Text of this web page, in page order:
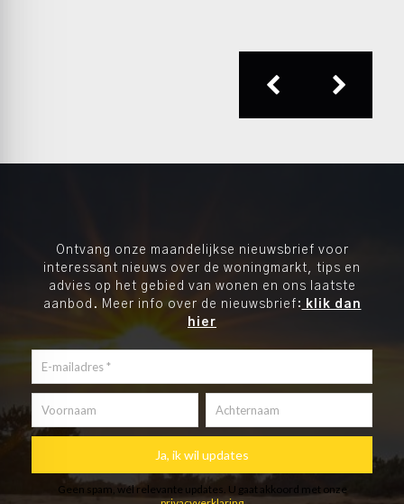
Ontvang onze maandelijkse nieuwsbrief voor
interessant nieuws over de woningmarkt, tips en
advies op het gebied van wonen en ons laatste
aanbod. Meer info over de nieuwsbrief: klik dan
hier